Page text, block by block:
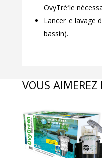
OvyTrèfle
Lancer le lavage
bassin).
VOUS